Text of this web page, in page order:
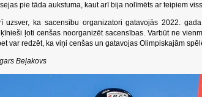
pie tāda aukstuma, kaut arī bija nolīmēts ar teipiem
uzsver, ka sacensību organizatori gatavojās 2022.
ļoti cenšas noorganizēt sacensības. Varbūt ne
var redzēt, ka viņi cenšas un gatavojas Olimpiskajām
Beļakovs